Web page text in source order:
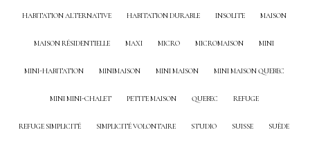
HABITATION ALTERNATIVE HABITATION DURABLE INSOLITE MAISON
MAISON RÉSIDENTIELLE MAXI MICRO MICROMAISON MINI
MINI-HABITATION MINIMAISON MINI MAISON MINI MAISON QUEBEC
MINI MINI-CHALET PETITE MAISON QUEBEC REFUGE
REFUGE SIMPLICITÉ SIMPLICITÉ VOLONTAIRE STUDIO SUISSE SUÈDE